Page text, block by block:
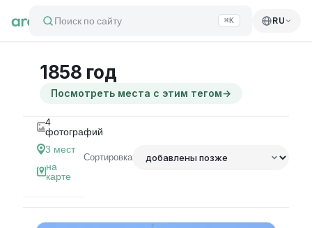
Поиск по сайту ⌘K RU
1858 год
Посмотреть места с этим тегом→
4
фотографий
3 мест
на
карте
Сортировка